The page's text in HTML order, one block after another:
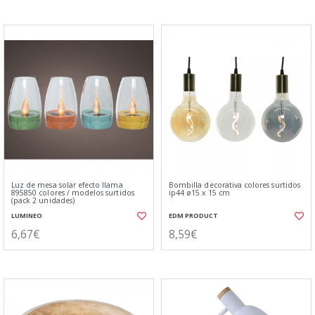
Luz de mesa solar efecto llama
895850 colores / modelos surtidos
(pack 2 unidades)
LUMINEO
6,67€
Bombilla decorativa colores surtidos
ip44 ø15 x 15 cm
EDM PRODUCT
8,59€